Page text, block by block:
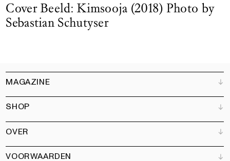
Cover Beeld: Kimsooja (2018) Photo by
Sebastian Schutyser
MAGAZINE
Klantenservice
Verkooppunten
Adverteren
Partners
Kunstbrief
SHOP
Alle producten
Magazine
Boeken
OVER
VOORWAARDEN